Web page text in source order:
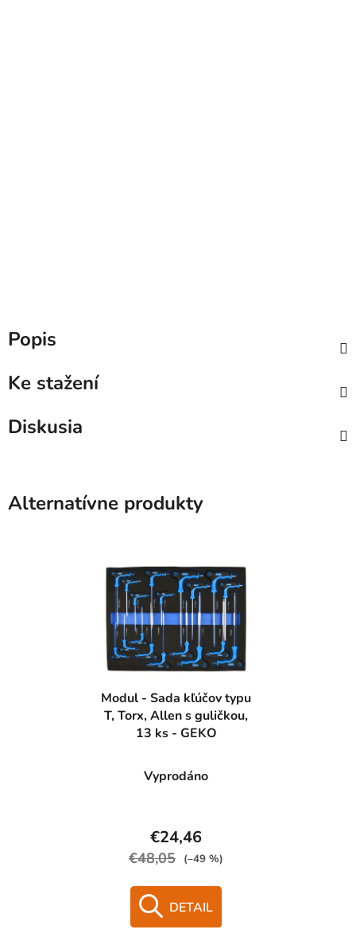
Popis
Ke stažení
Diskusia
Alternatívne produkty
Modul - Sada kľúčov typu
T, Torx, Allen s guličkou,
13 ks - GEKO
Vyprodáno
€24,46
€48,05 (–49 %)
DETAIL